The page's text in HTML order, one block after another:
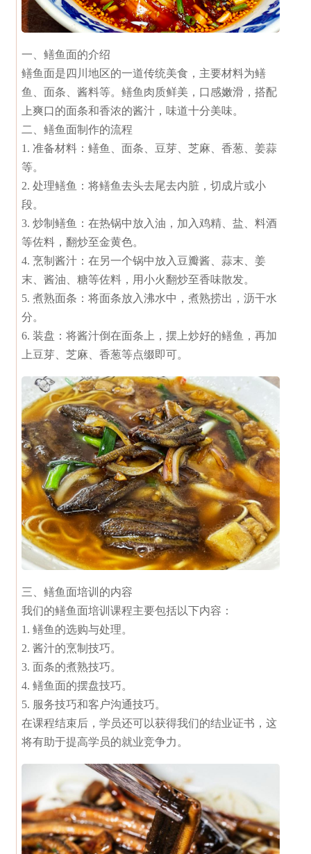
一、鳝鱼面的介绍
鳝鱼面是四川地区的一道传统美食，主要材料为鳝
鱼、面条、酱料等。鳝鱼肉质鲜美，口感嫩滑，搭配
上爽口的面条和香浓的酱汁，味道十分美味。
二、鳝鱼面制作的流程
1. 准备材料：鳝鱼、面条、豆芽、芝麻、香葱、姜蒜
等。
2. 处理鳝鱼：将鳝鱼去头去尾去内脏，切成片或小
段。
3. 炒制鳝鱼：在热锅中放入油，加入鸡精、盐、料酒
等佐料，翻炒至金黄色。
4. 烹制酱汁：在另一个锅中放入豆瓣酱、蒜末、姜
末、酱油、糖等佐料，用小火翻炒至香味散发。
5. 煮熟面条：将面条放入沸水中，煮熟捞出，沥干水
分。
6. 装盘：将酱汁倒在面条上，摆上炒好的鳝鱼，再加
上豆芽、芝麻、香葱等点缀即可。
三、鳝鱼面培训的内容
我们的鳝鱼面培训课程主要包括以下内容：
1. 鳝鱼的选购与处理。
2. 酱汁的烹制技巧。
3. 面条的煮熟技巧。
4. 鳝鱼面的摆盘技巧。
5. 服务技巧和客户沟通技巧。
在课程结束后，学员还可以获得我们的结业证书，这
将有助于提高学员的就业竞争力。